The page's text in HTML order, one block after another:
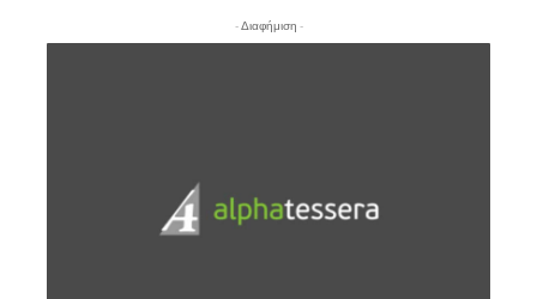
- Διαφήμιση -